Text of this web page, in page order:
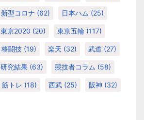
新型コロナ (62) 日本ハム (25)
東京2020 (20) 東京五輪 (117)
格闘技 (19) 楽天 (32) 武道 (27)
研究結果 (63) 競技者コラム (58)
筋トレ (18) 西武 (25) 阪神 (32)